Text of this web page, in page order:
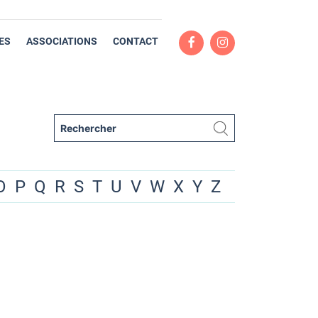
ASSOCIATIONS CONTACT
P Q R S T U V W X Y Z